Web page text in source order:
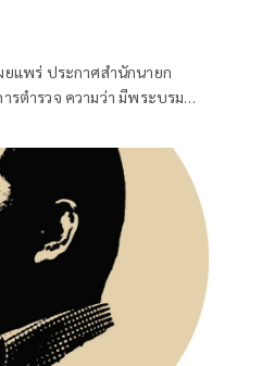
ยแพร่ ประกาศสำนักนายก
รตำรวจ ความว่า มีพระบรม